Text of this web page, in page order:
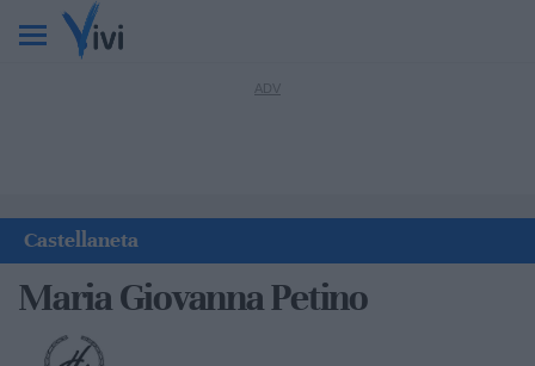
Castellaneta
Maria Giovanna Petino